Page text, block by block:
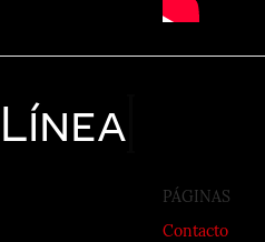
Línea
PÁGINAS
Contacto